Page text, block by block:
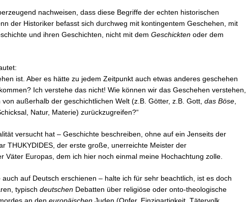
nachweisen, dass diese Begriffe der echten historischen
der Historiker befasst sich durchweg mit kontingentem Geschehen, mit
und ihren Geschichten, nicht mit dem Geschickten oder dem
ist. Aber es hätte zu jedem Zeitpunkt auch etwas anderes geschehen
Ich verstehe das nicht! Wie können wir das Geschehen verstehen,
außerhalb der geschichtlichen Welt (z.B. Götter, z.B. Gott, das Böse
Natur, Materie) zurückzugreifen?“
versucht hat – Geschichte beschreiben, ohne auf ein Jenseits der
THUKYDIDES, der erste große, unerreichte Meister der
Väter Europas, dem ich hier noch einmal meine Hochachtung zolle.
auf Deutsch erschienen – halte ich für sehr beachtlich, ist es doch
typisch deutschen Debatten über religiöse oder onto-theologische